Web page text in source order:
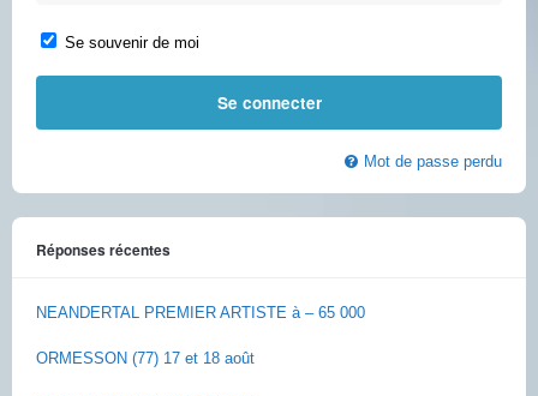
Se souvenir de moi
Mot de passe perdu
Réponses récentes
NEANDERTAL PREMIER ARTISTE à – 65 000
ORMESSON (77) 17 et 18 août